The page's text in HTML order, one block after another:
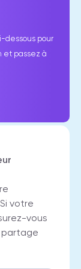
dessous pour
et passez à
votre
vous
partage